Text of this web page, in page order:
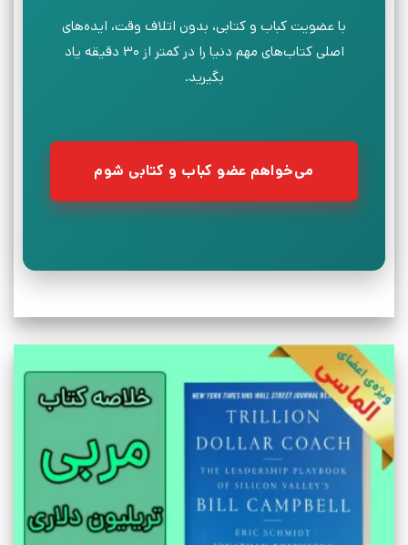
با عضویت کباب و کتابی، بدون اتلاف وقت، ایده‌های
اصلی کتاب‌های مهم دنیا را در کمتر از ۳۰ دقیقه یاد
بگیرید.
می‌خواهم عضو کباب و کتابی شوم